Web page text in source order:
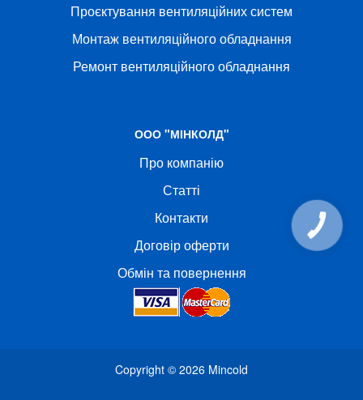
Проєктування вентиляційних систем
Монтаж вентиляційного обладнання
Ремонт вентиляційного обладнання
ООО "МІНКОЛД"
Про компанію
Статті
Контакти
Договір оферти
Обмін та повернення
Copyright © 2026 Mincold
КНОПКА
СВЯЗИ